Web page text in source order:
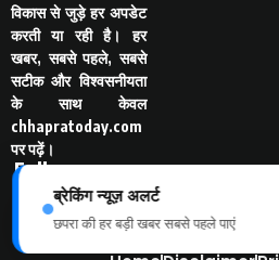
विकास से जुड़े हर अपडेट
करती या रही है। हर
खबर, सबसे पहले, सबसे
सटीक और विश्वसनीयता
के साथ केवल
chhapratoday.com
पर पढ़ें।
Follo
w Usब्रेकिंग न्यूज़ अलर्ट
छपरा की हर बड़ी खबर सबसे पहले पाएं